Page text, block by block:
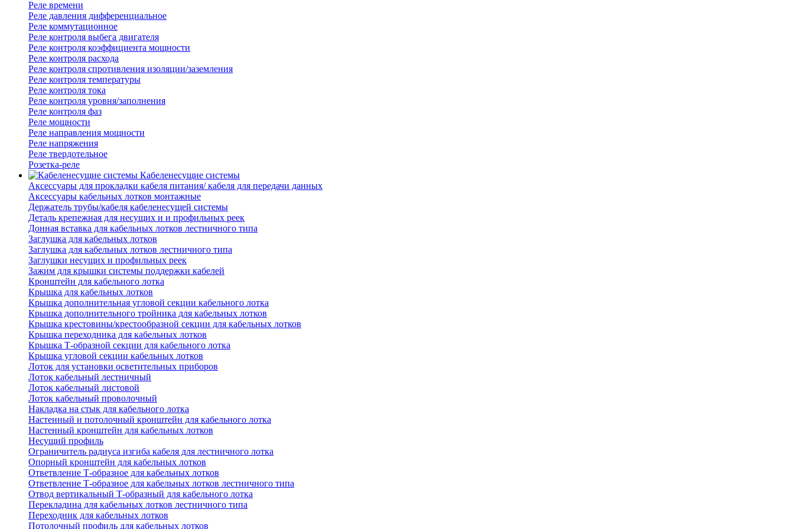
Реле времени
Реле давления дифференциальное
Реле коммутационное
Реле контроля выбега двигателя
Реле контроля коэффициента мощности
Реле контроля расхода
Реле контроля спротивления изоляции/заземления
Реле контроля температуры
Реле контроля тока
Реле контроля уровня/заполнения
Реле контроля фаз
Реле мощности
Реле направления мощности
Реле напряжения
Реле твердотельное
Розетка-реле
Кабеленесущие системы
Аксессуары для прокладки кабеля питания/ кабеля для передачи данных
Аксессуары кабельных лотков монтажные
Держатель трубы/кабеля кабеленесущей системы
Деталь крепежная для несущих и и профильных реек
Донная вставка для кабельных лотков лестничного типа
Заглушка для кабельных лотков
Заглушка для кабельных лотков лестничного типа
Заглушки несущих и профильных реек
Зажим для крышки системы поддержки кабелей
Кронштейн для кабельного лотка
Крышка для кабельных лотков
Крышка дополнительная угловой секции кабельного лотка
Крышка дополнительного тройника для кабельных лотков
Крышка крестовины/крестообразной секции для кабельных лотков
Крышка переходника для кабельных лотков
Крышка Т-образной секции для кабельного лотка
Крышка угловой секции кабельных лотков
Лоток для установки осветительных приборов
Лоток кабельный лестничный
Лоток кабельный листовой
Лоток кабельный проволочный
Накладка на стык для кабельного лотка
Настенный и потолочный кронштейн для кабельного лотка
Настенный кронштейн для кабельных лотков
Несущий профиль
Ограничитель радиуса изгиба кабеля для лестничного лотка
Опорный кронштейн для кабельных лотков
Ответвление Т-образное для кабельных лотков
Ответвление Т-образное для кабельных лотков лестничного типа
Отвод вертикальный Т-образный для кабельного лотка
Перекладина для кабельных лотков лестничного типа
Переходник для кабельных лотков
Потолочный профиль для кабельных лотков